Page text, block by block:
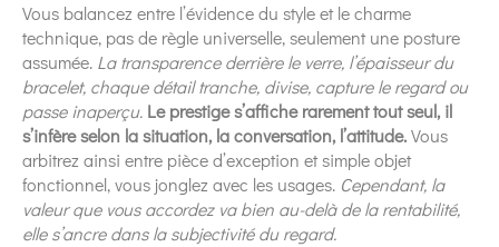
Vous balancez entre l’évidence du style et le charme
technique, pas de règle universelle, seulement une posture
assumée. La transparence derrière le verre, l’épaisseur du
bracelet, chaque détail tranche, divise, capture le regard ou
passe inaperçu. Le prestige s’affiche rarement tout seul, il
s’infère selon la situation, la conversation, l’attitude.Vous
arbitrez ainsi entre pièce d’exception et simple objet
fonctionnel, vous jonglez avec les usages. Cependant, la
valeur que vous accordez va bien au-delà de la rentabilité,
elle s’ancre dans la subjectivité du regard.